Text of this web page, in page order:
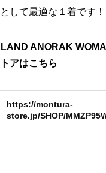
して最適な１着です！
ANORAK
アはこちら
https://montura-
store.jp/SHOP/